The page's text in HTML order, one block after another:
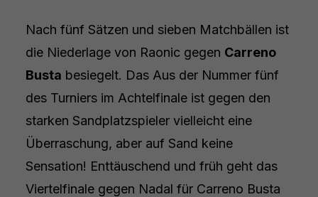
Nach fünf Sätzen und sieben Matchbällen ist
die Niederlage von Raonic gegen Carreno
Busta besiegelt. Das Aus der Nummer fünf
des Turniers im Achtelfinale ist gegen den
starken Sandplatzspieler vielleicht eine
Überraschung, aber auf Sand keine
Sensation! Enttäuschend und früh geht das
Viertelfinale gegen Nadal für Carreno Busta